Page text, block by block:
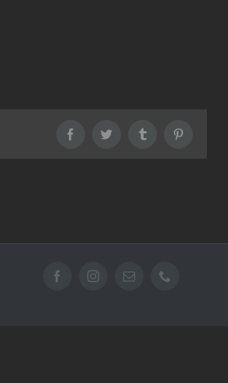
FacebookTwitter Tumblr
FacebookInstagramEmail